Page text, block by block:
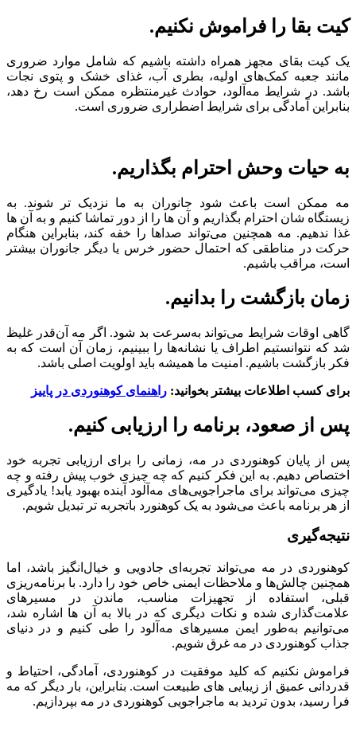
کیت بقا را فراموش نکنیم.
یک کیت بقای مجهز همراه داشته باشیم که شامل موارد ضروری
مانند جعبه کمک‌های اولیه، بطری آب، غذای خشک و پتوی نجات
باشد. در شرایط مه‌آلود، حوادث غیرمنتظره ممکن است رخ دهد،
بنابراین آمادگی برای شرایط اضطراری ضروری است.
به حیات وحش احترام بگذاریم.
مه ممکن است باعث شود جانوران به ما نزدیک تر شوند. به
زیستگاه شان احترام بگذاریم و آن ها را از دور تماشا کنیم و به آن ها
غذا ندهیم. مه همچنین می‌تواند صداها را خفه کند، بنابراین هنگام
حرکت در مناطقی که احتمال حضور خرس یا دیگر جانوران بیشتر
است، مراقب باشیم.
زمان بازگشت را بدانیم.
گاهی اوقات شرایط می‌تواند به‌سرعت بد شود. اگر مه آن‌قدر غلیظ
شد که نتوانستیم اطراف یا نشانه‌ها را ببینیم، زمان آن است که به
فکر بازگشت باشیم. امنیت ما همیشه باید اولویت اصلی باشد.
برای کسب اطلاعات بیشتر بخوانید: راهنمای کوهنوردی در پاییز
پس از صعود، برنامه را ارزیابی کنیم.
پس از پایان کوهنوردی در مه، زمانی را برای ارزیابی تجربه خود
اختصاص دهیم. به این فکر کنیم که چه چیزی خوب پیش رفته و چه
چیزی می‌تواند برای ماجراجویی‌های مه‌آلود آینده بهبود یابد! یادگیری
از هر برنامه باعث می‌شود به یک کوهنورد باتجربه تر تبدیل شویم.
نتیجه‌گیری
کوهنوردی در مه می‌تواند تجربه‌ای جادویی و خیال‌انگیز باشد، اما
همچنین چالش‌ها و ملاحظات ایمنی خاص خود را دارد. با برنامه‌ریزی
قبلی، استفاده از تجهیزات مناسب، ماندن در مسیرهای
علامت‌گذاری شده و نکات دیگری که در بالا به آن ها اشاره شد،
می‌توانیم به‌طور ایمن مسیرهای مه‌آلود را طی کنیم و در دنیای
جذاب کوهنوردی در مه غرق شویم.
فراموش نکنیم که کلید موفقیت در کوهنوردی، آمادگی، احتیاط و
قدردانی عمیق از زیبایی های طبیعت است. بنابراین، بار دیگر که مه
فرا رسید، بدون تردید به ماجراجویی کوهنوردی در مه بپردازیم.